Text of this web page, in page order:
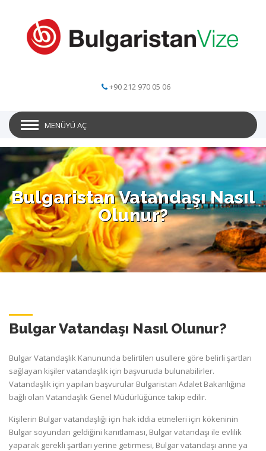
+90 212 970 05 06
MENÜYÜ AÇ
Bulgaristan Vatandaşı Nasıl
Olunur?
Bulgar Vatandaşı Nasıl Olunur?
Bulgar Vatandaşlık Kanununda belirtilen usullere göre belirli şartları
sağlayan kişiler vatandaşlık için başvuruda bulunabilirler.
Vatandaşlık için yapılan başvurular Bulgaristan Adalet Bakanlığına
bağlı olan Vatandaşlık Genel Müdürlüğünce takip edilir.
Kişilerin Bulgar vatandaşlığı için hak iddia etmeleri için kökeninin
Bulgar soyundan geldiğini kanıtlaması, Bulgar vatandaşı ile evlilik
yaparak gerekli şartları yerine getirmesi, Bulgar vatandaşı anne ya